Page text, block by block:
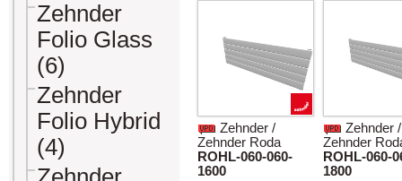
Zehnder
Folio Glass
(6)
Zehnder
Folio Hybrid
(4)
Zehnder /
Zehnder Roda
ROHL-060-060-
1600
Zehnder /
Zehnder
ROHL-060-
1800